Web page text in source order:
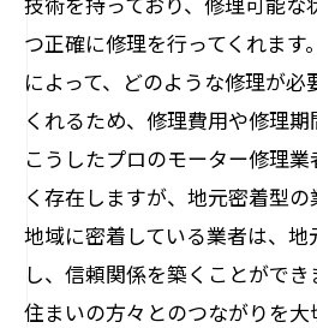
つ正確に修理を行ってくれます
によって、どのような修理が
くれるため、修理費用や修理期
こうしたプロのモーター修理
く存在しますが、地元密着型の
地域に密着している業者は、地
し、信頼関係を築くことがで
住まいの方々とのつながりを大